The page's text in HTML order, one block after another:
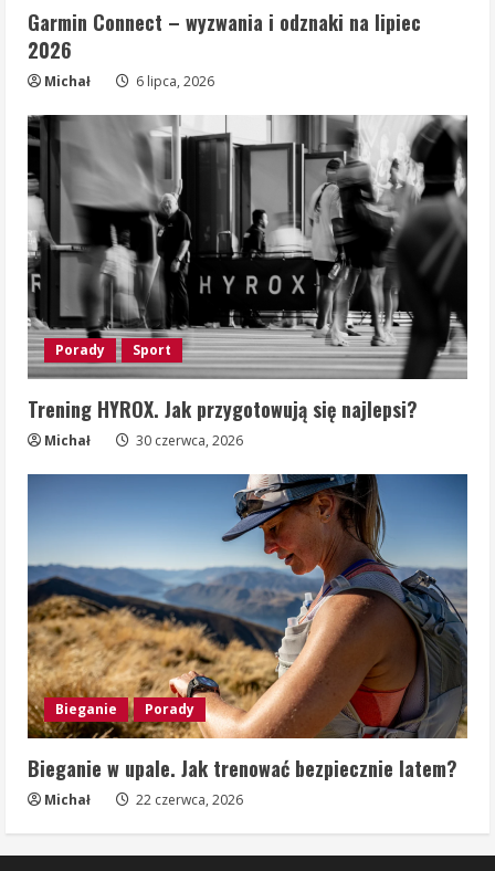
Garmin Connect – wyzwania i odznaki na lipiec
2026
Michał 6 lipca, 2026
Porady Sport
Trening HYROX. Jak przygotowują się najlepsi?
Michał 30 czerwca, 2026
Bieganie Porady
Bieganie w upale. Jak trenować bezpiecznie latem?
Michał 22 czerwca, 2026